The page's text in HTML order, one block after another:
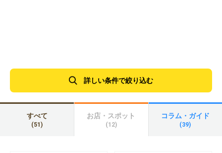
詳しい条件で絞り込む
すべて
(51)
お店・スポット
(12)
コラム・ガイド
(39)